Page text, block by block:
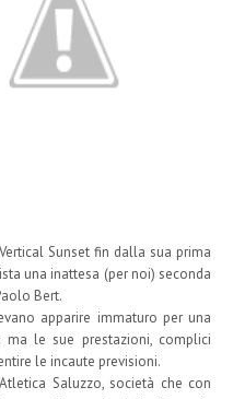
Sunset fin dalla sua prima
una inattesa (per noi) seconda
Bert.
apparire immaturo per una
le sue prestazioni, complici
le incaute previsioni.
Saluzzo, società che con